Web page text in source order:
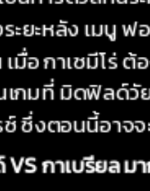
ยะหลัง เมนู
มื่อ กาเซมีโร่
กมที่ มิดฟิลด์วั
ซึ่งตอนนี้อาจจ
กาเบรียล ม